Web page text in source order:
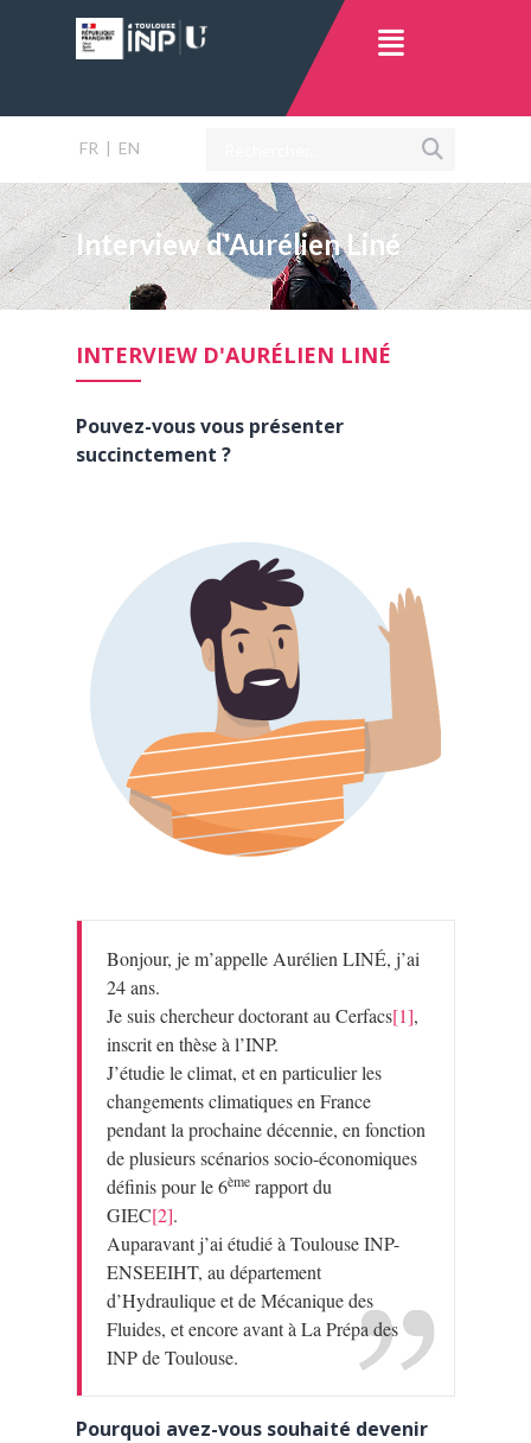
FR | EN
Interview d'Aurélien Liné
INTERVIEW D'AURÉLIEN LINÉ
Pouvez-vous vous présenter
succinctement ?
Bonjour, je m’appelle Aurélien LINÉ, j’ai
24 ans.
Je suis chercheur doctorant au Cerfacs[1],
inscrit en thèse à l’INP.
J’étudie le climat, et en particulier les
changements climatiques en France
pendant la prochaine décennie, en fonction
de plusieurs scénarios socio-économiques
définis pour le 6ème rapport du
GIEC[2].
Auparavant j’ai étudié à Toulouse INP-
ENSEEIHT, au département
d’Hydraulique et de Mécanique des
Fluides, et encore avant à La Prépa des
INP de Toulouse.
Pourquoi avez-vous souhaité devenir